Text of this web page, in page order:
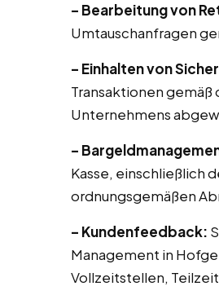
– Bearbeitung von
Umtauschanfragen
– Einhalten von
Transaktionen
Unternehmens
–
Kasse, einschließlich
ordnungsgemäßen
– Kundenfeedback:
Management in
Vollzeitstellen,